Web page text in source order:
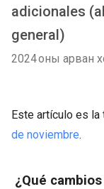
adicionales
general)
2024 оны арван
Este artículo es
de noviembre.
¿Qué